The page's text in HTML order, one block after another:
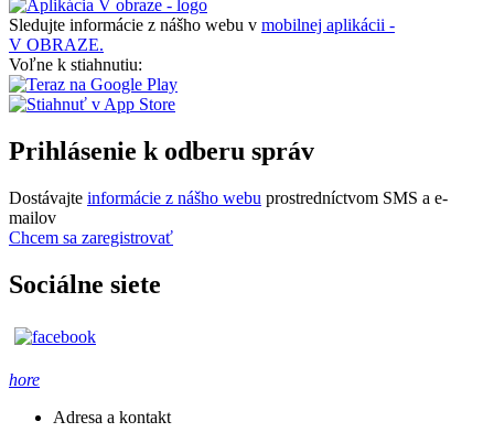
Sledujte informácie z nášho webu v mobilnej aplikácii -
V OBRAZE.
Voľne k stiahnutiu:
Prihlásenie k odberu správ
Dostávajte informácie z nášho webu prostredníctvom SMS a e-
mailov
Chcem sa zaregistrovať
Sociálne siete
hore
Adresa a kontakt